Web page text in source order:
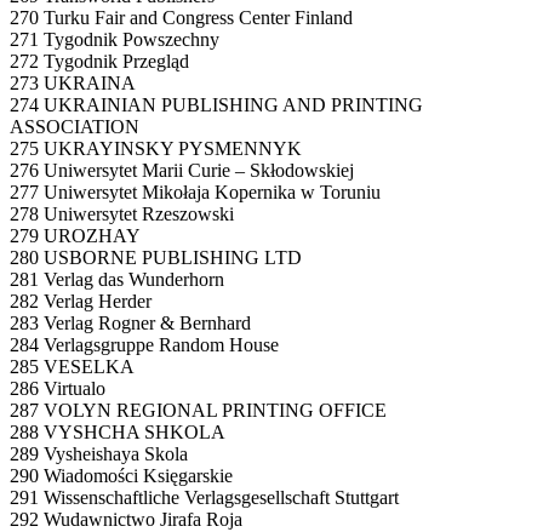
270 Turku Fair and Congress Center Finland
271 Tygodnik Powszechny
272 Tygodnik Przegląd
273 UKRAINA
274 UKRAINIAN PUBLISHING AND PRINTING
ASSOCIATION
275 UKRAYINSKY PYSMENNYK
276 Uniwersytet Marii Curie – Skłodowskiej
277 Uniwersytet Mikołaja Kopernika w Toruniu
278 Uniwersytet Rzeszowski
279 UROZHAY
280 USBORNE PUBLISHING LTD
281 Verlag das Wunderhorn
282 Verlag Herder
283 Verlag Rogner & Bernhard
284 Verlagsgruppe Random House
285 VESELKA
286 Virtualo
287 VOLYN REGIONAL PRINTING OFFICE
288 VYSHCHA SHKOLA
289 Vysheishaya Skola
290 Wiadomości Księgarskie
291 Wissenschaftliche Verlagsgesellschaft Stuttgart
292 Wudawnictwo Jirafa Roja